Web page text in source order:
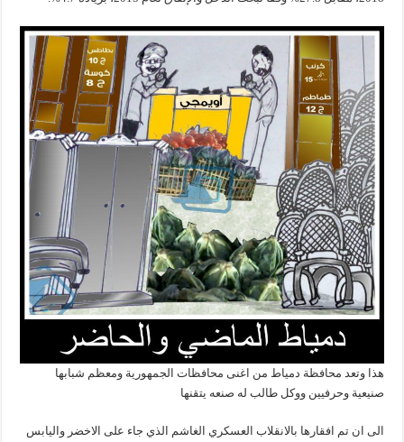
هذا وتعد محافظة دمياط من اغنى محافظات الجمهورية ومعظم شبابها
صنيعية وحرفيين ووكل طالب له صنعه يتقنها
الى ان تم افقارها بالانقلاب العسكري الغاشم الذي جاء على الاخضر واليابس